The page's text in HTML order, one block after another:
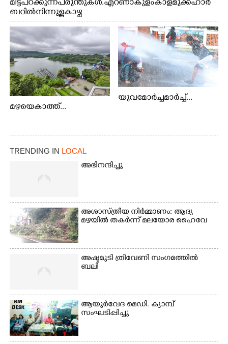
മിട്ട് പറക്കുന്ന പരുന്തുകൾ. എറണാകുളം കാളമുക്ക് ഹാർ
ബറിൽ നിന്നുള്ള കാഴ്ച
മഴയെകാത്ത്...
യുവമോർച്ചമാർച്ച്...
TRENDING IN LOCAL
അഭിനന്ദിച്ചു
അശാസ്ത്രീയ നിർമ്മാണം: ആദ്യ
മഴയിൽ തകർന്ന് മലയോര ഹൈവേ
അഷ്ടമുടി ത്രിവേണി സംഗമത്തിൽ
ബലി
ആയുർവേദ മെഡി. ക്യാമ്പ്
സംഘടിപ്പിച്ചു